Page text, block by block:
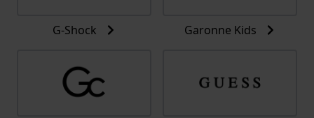
G-Shock Garonne Kids